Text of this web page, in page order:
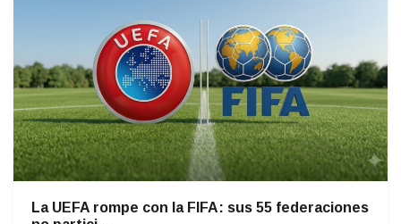
La UEFA rompe con la FIFA: sus 55 federaciones